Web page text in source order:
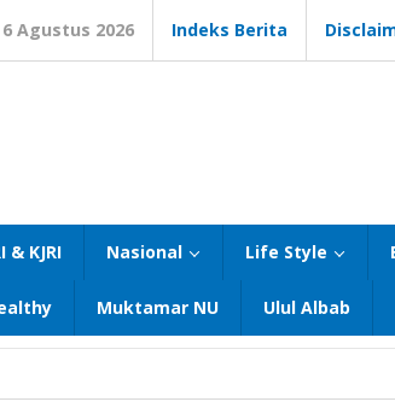
6 Agustus 2026 Indeks Berita
& KJRI Nasional Life Style
Muktamar NU Ulul Albab